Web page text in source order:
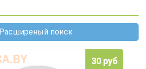
Расширеный поиск
30 руб